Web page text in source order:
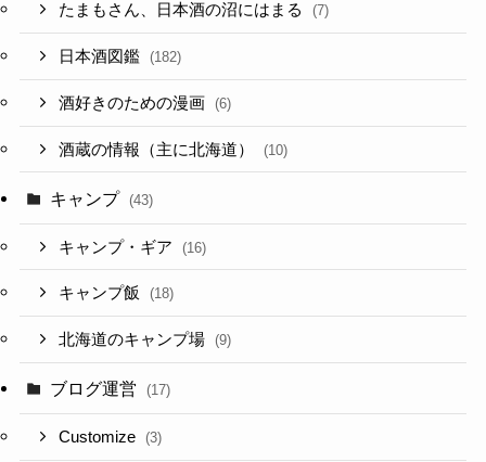
たまもさん、日本酒の沼にはまる (7)
日本酒図鑑 (182)
酒好きのための漫画 (6)
酒蔵の情報（主に北海道） (10)
キャンプ (43)
キャンプ・ギア (16)
キャンプ飯 (18)
北海道のキャンプ場 (9)
ブログ運営 (17)
Customize (3)